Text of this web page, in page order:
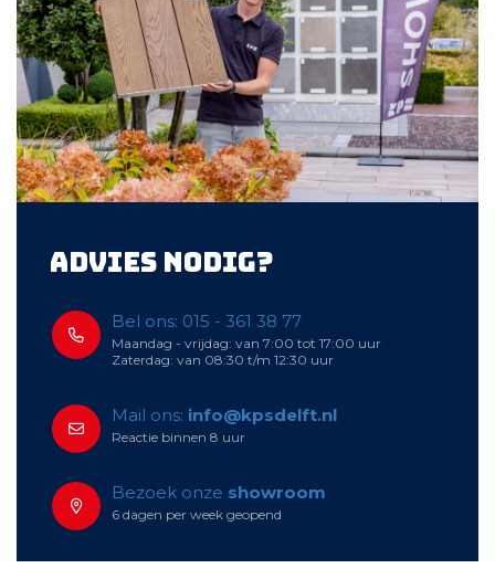
Advies nodig?
Bel ons: 015 - 361 38 77
Maandag - vrijdag: van 7:00 tot 17:00 uur
Zaterdag: van 08:30 t/m 12:30 uur
Mail ons: info@kpsdelft.nl
Reactie binnen 8 uur
Bezoek onze showroom
6 dagen per week geopend